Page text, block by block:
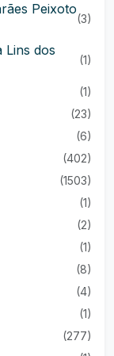
Peixoto
(3)
Lins dos
(1)
(1)
(23)
(6)
(402)
(1503)
(1)
(2)
(1)
(8)
(4)
(1)
(277)